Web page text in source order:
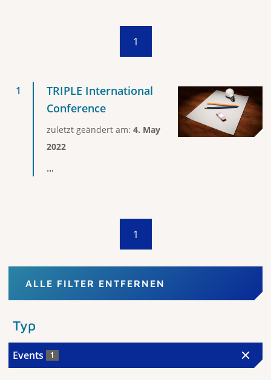
1
TRIPLE International
Conference
zuletzt geändert am: 4. May
2022
...
1
ALLE FILTER ENTFERNEN
Typ
Events 1